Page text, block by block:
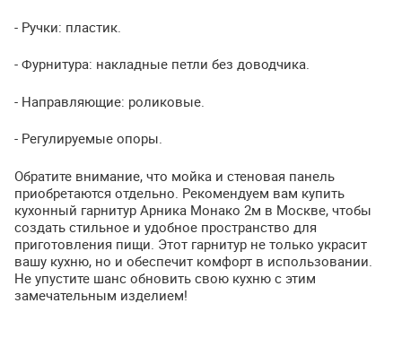
- Ручки: пластик.
- Фурнитура: накладные петли без доводчика.
- Направляющие: роликовые.
- Регулируемые опоры.
Обратите внимание, что мойка и стеновая панель
приобретаются отдельно. Рекомендуем вам купить
кухонный гарнитур Арника Монако 2м в Москве, чтобы
создать стильное и удобное пространство для
приготовления пищи. Этот гарнитур не только украсит
вашу кухню, но и обеспечит комфорт в использовании.
Не упустите шанс обновить свою кухню с этим
замечательным изделием!